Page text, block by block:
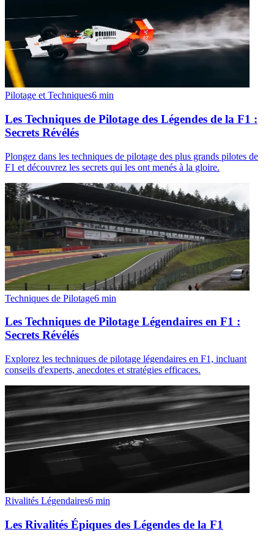
Pilotage et Techniques6 min
Les Techniques de Pilotage des Légendes de la F1 :
Secrets Révélés
Plongez dans les techniques de pilotage des plus grands pilotes de
F1 et découvrez les secrets qui les ont menés à la gloire.
Techniques de Pilotage6 min
Les Techniques de Pilotage Légendaires en F1 :
Secrets Révélés
Explorez les techniques de pilotage légendaires en F1, incluant
conseils d'experts, anecdotes et stratégies efficaces.
Rivalités Légendaires6 min
Les Rivalités Épiques des Légendes de la F1